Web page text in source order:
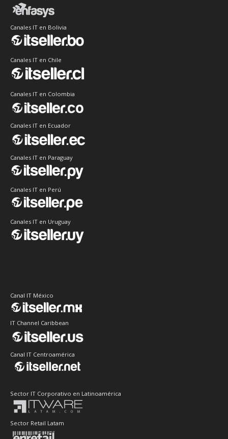
Canales IT en Bolivia
Canales IT en Chile
Canales IT en Colombia
Canales IT en Ecuador
Canales IT en Paraguay
Canales IT en Perú
Canales IT en Uruguay
Canal IT México
IT Channel Caribbean
Canal IT Centroamérica
Sector IT Corporativo en Latinoamérica
Sector Retail Latam